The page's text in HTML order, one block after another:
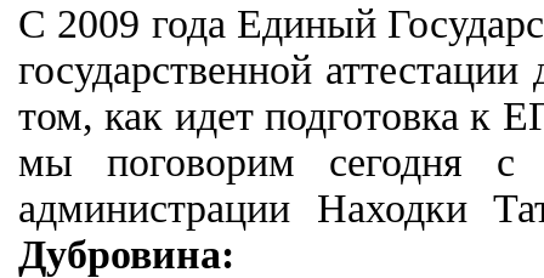
С 2009 года Единый
государственной
том, как идет подготовка к
мы поговорим сегодня с
администрации Находки
Дубровина: